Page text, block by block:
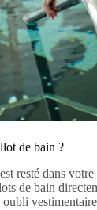
de bain ?
resté dans
de bain